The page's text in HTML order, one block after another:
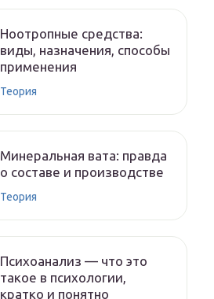
Ноотропные средства:
виды, назначения, способы
применения
Теория
Минеральная вата: правда
о составе и производстве
Теория
Психоанализ — что это
такое в психологии,
кратко и понятно